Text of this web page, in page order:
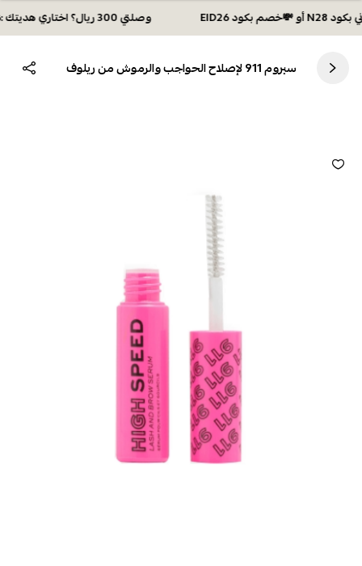
وصلتي 300 ريال؟ اختاري هديتك :🏍 شحن مجاني بكود N28 أو 💸خصم بكود EID26
سيروم 911 لإصلاح الحواجب والرموش من ريلوف